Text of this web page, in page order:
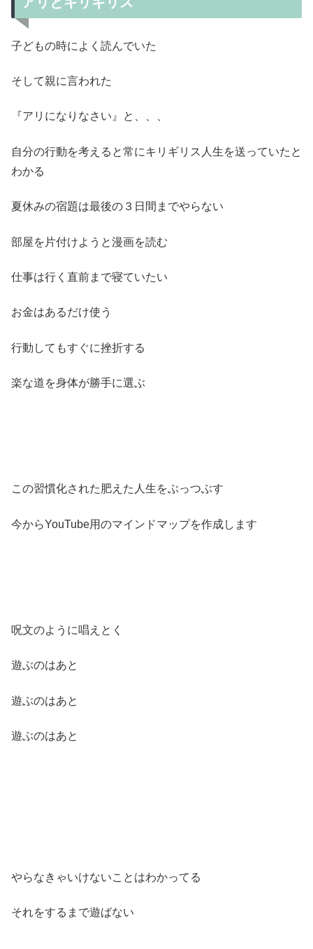
子どもの時によく読んでいた
そして親に言われた
『アリになりなさい』と、、、
自分の行動を考えると常にキリギリス人生を送っていたと
わかる
夏休みの宿題は最後の３日間までやらない
部屋を片付けようと漫画を読む
仕事は行く直前まで寝ていたい
お金はあるだけ使う
行動してもすぐに挫折する
楽な道を身体が勝手に選ぶ
この習慣化された肥えた人生をぶっつぶす
今からYouTube用のマインドマップを作成します
呪文のように唱えとく
遊ぶのはあと
遊ぶのはあと
遊ぶのはあと
やらなきゃいけないことはわかってる
それをするまで遊ばない